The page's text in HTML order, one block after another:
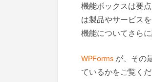
機能ボックスは要
は製品やサービス
機能についてさら
WPFormsが、その
ているかをご覧くだ